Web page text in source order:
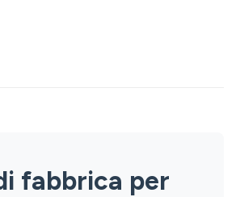
fabbrica per